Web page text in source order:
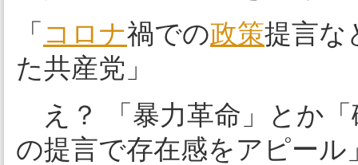
「 コロナ禍での政策提言な
た共産党」
え？ 「暴力革命」とか
の提言で存在感をアピー